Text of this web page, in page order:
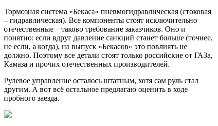
Тормозная система «Бекаса» пневмогидравлическая (стоковая
– гидравлическая). Все компоненты стоят исключительно
отечественные – таково требование заказчиков. Оно и
понятно: если вдруг давление санкций станет больше (точнее,
не если, а когда), на выпуск «Бекасов» это повлиять не
должно. Поэтому все детали стоят только российские от ГАЗа,
Камаза и прочих отечественных производителей.
Рулевое управление осталось штатным, хотя сам руль стал
другим. А вот всё остальное предлагаю оценить в ходе
пробного заезда.